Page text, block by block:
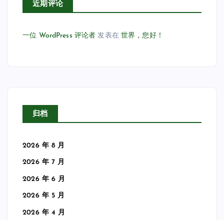
近期评论
一位 WordPress 评论者 发表在世界，您好！
归档
2026 年 8 月
2026 年 7 月
2026 年 6 月
2026 年 5 月
2026 年 4 月